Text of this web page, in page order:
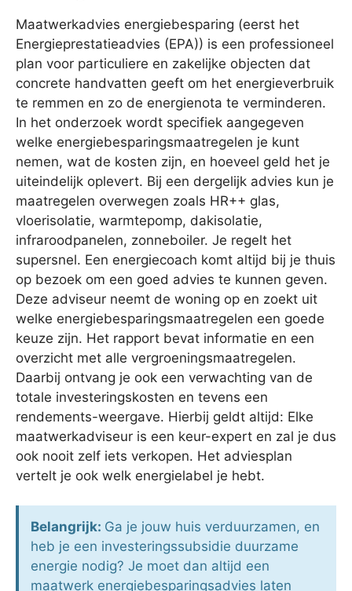
Maatwerkadvies energiebesparing (eerst het
Energieprestatieadvies (EPA)) is een professioneel
plan voor particuliere en zakelijke objecten dat
concrete handvatten geeft om het energieverbruik
te remmen en zo de energienota te verminderen.
In het onderzoek wordt specifiek aangegeven
welke energiebesparingsmaatregelen je kunt
nemen, wat de kosten zijn, en hoeveel geld het je
uiteindelijk oplevert. Bij een dergelijk advies kun je
maatregelen overwegen zoals HR++ glas,
vloerisolatie, warmtepomp, dakisolatie,
infraroodpanelen, zonneboiler. Je regelt het
supersnel. Een energiecoach komt altijd bij je thuis
op bezoek om een goed advies te kunnen geven.
Deze adviseur neemt de woning op en zoekt uit
welke energiebesparingsmaatregelen een goede
keuze zijn. Het rapport bevat informatie en een
overzicht met alle vergroeningsmaatregelen.
Daarbij ontvang je ook een verwachting van de
totale investeringskosten en tevens een
rendements-weergave. Hierbij geldt altijd: Elke
maatwerkadviseur is een keur-expert en zal je dus
ook nooit zelf iets verkopen. Het adviesplan
vertelt je ook welk energielabel je hebt.
Belangrijk: Ga je jouw huis verduurzamen, en
heb je een investeringssubsidie duurzame
energie nodig? Je moet dan altijd een
maatwerk energiebesparingsadvies laten